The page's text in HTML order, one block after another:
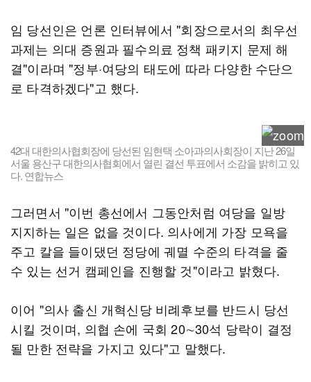
임 당선인은 언론 인터뷰에서 "회장으로서의 최우선
과제는 의대 증원과 필수의료 정책 패키지 문제 해
결"이라며 "정부·여당의 태도에 따라 다양한 수단으
로 타격하겠다"고 했다.
42대 대한의사협회장에 당선된 임현택 소아과의사회장이 지난 26일
서울 용산구 대한의사협회에서 열린 결선 투표에서 소감을 밝히고 있
다. 연합뉴스
그러면서 "이번 총선에서 그동안처럼 여당을 일방
지지하는 일은 없을 것이다. 의사에게 가장 모욕을
주고 칼을 들이댔던 정당에 궤멸 수준의 타격을 줄
수 있는 선거 캠페인을 진행할 것"이라고 밝혔다.
이어 "의사 출신 개혁신당 비례후보를 반드시 당선
시킬 것이며, 의협 손에 국회 20∼30석 당락이 결정
될 만한 전략을 가지고 있다"고 말했다.